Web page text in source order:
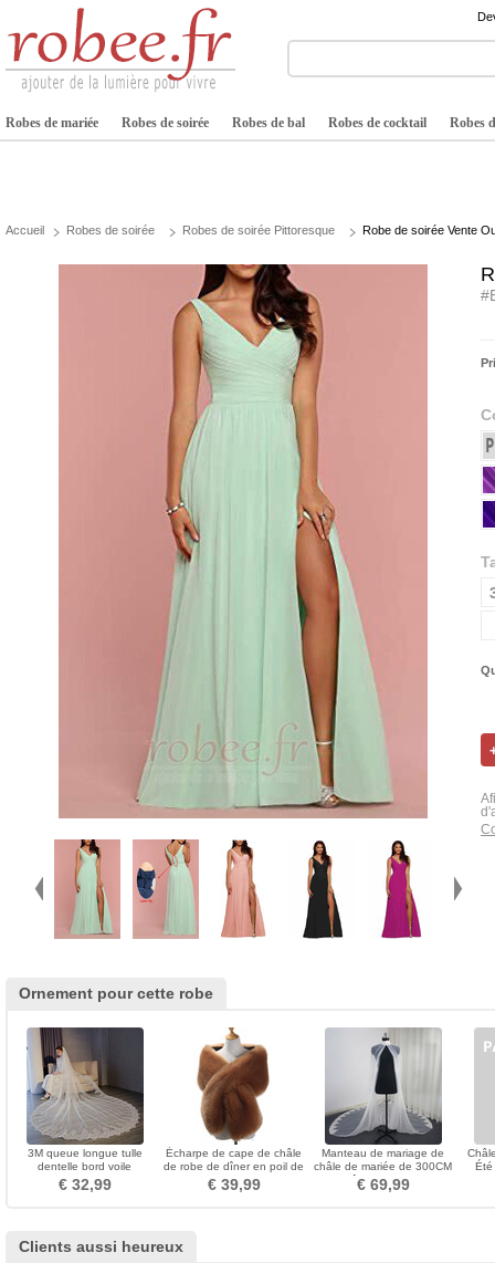
Robes de mariée Robes de soirée Robes de bal Robes de cocktail Robes
Accueil Robes de soirée Robes de soirée Pittoresque Robe de soirée Vente
Ornement pour cette robe
3M queue longue tulle
dentelle bord voile
accessoires de mariage
€ 32,99
Écharpe de cape de châle
de robe de dîner en poil de
faux renard
€ 39,99
Manteau de mariage de
châle de mariée de 300CM
châle de dentelle
€ 69,99
Été
Clients aussi heureux